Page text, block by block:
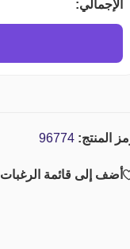
الإجمالي:
المنتج: 96774
أضف إلى قائمة الرغبات